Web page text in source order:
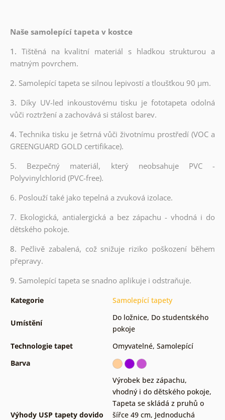
Naše samolepící tapeta v kostce
1. Tištěná na kvalitní materiál s hladkou strukturou a
matným povrchem.
2. Samolepící tapeta se silnou lepivostí a tloušťkou 90 µm.
3. Díky UV-led inkoustovému tisku je fototapeta odolná
vůči roztržení a zachovává si stálost barev.
4. Technika tisku je šetrná vůči životnímu prostředí (VOC a
GREENGUARD GOLD certifikace).
5. Bezpečný materiál, který neobsahuje PVC -
Polyvinylchlorid (PVC-free).
6. Poslouží také jako tepelná a zvuková izolace.
7. Ekologická, antialergická a bez zápachu - vhodná i do
dětského pokoje.
8. Pečlivě zabalená, což snižuje riziko poškození během
přepravy.
9. Samolepící tapeta se snadno aplikuje i odstraňuje.
Kategorie Samolepící tapety
Umístění
Do ložnice, Do studentského
pokoje
Technologie tapet
Omyvatelné, Samolepící
Barva
Výhody USP tapety dovido
Výrobek bez zápachu,
vhodný i do dětského pokoje,
Tapeta se skládá z pruhů o
šířce 49 cm, Jednoduchá